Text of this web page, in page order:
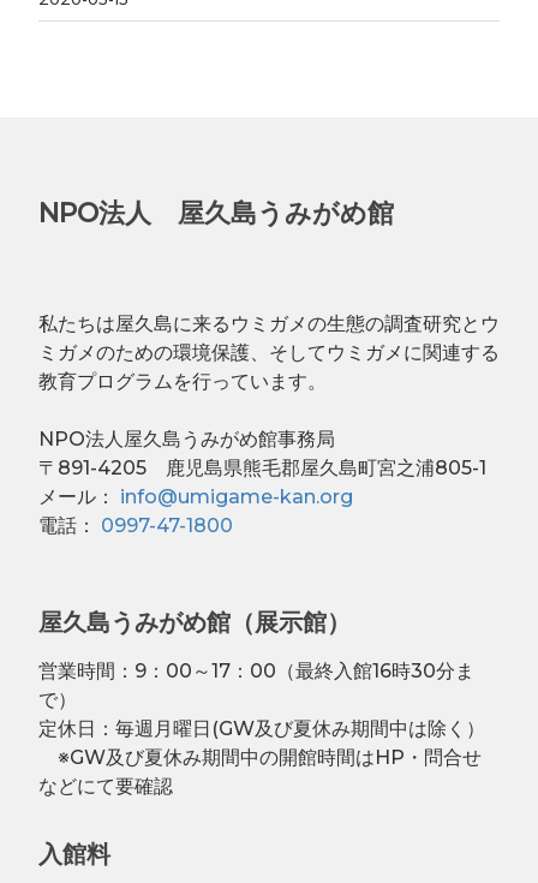
NPO法人 屋久島うみがめ館
私たちは屋久島に来るウミガメの生態の調査研究とウ
ミガメのための環境保護、そしてウミガメに関連する
教育プログラムを行っています。
NPO法人屋久島うみがめ館事務局
〒891-4205 鹿児島県熊毛郡屋久島町宮之浦805-1
メール： info@umigame-kan.org
電話：
0997-47-1800
屋久島うみがめ館（展示館）
営業時間：9：00～17：00（最終入館16時30分ま
で）
定休日：毎週月曜日(GW及び夏休み期間中は除く）
※GW及び夏休み期間中の開館時間はHP・問合せ
などにて要確認
入館料